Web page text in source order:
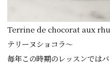
Terrine de chocorat aux
テリーヌショコラ～
毎年この時期のレッスンでは